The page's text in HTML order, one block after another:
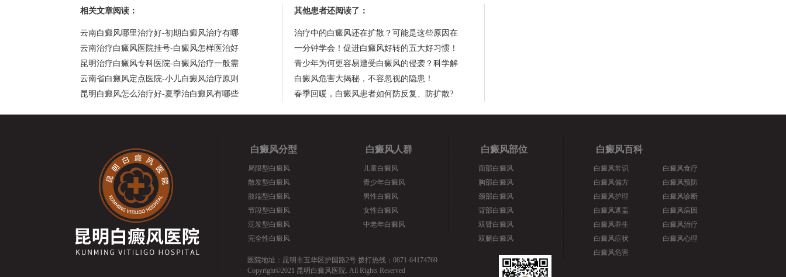
相关文章阅读：
云南白癜风哪里治疗好-初期白癜风治疗有哪
云南治疗白癜风医院挂号-白癜风怎样医治好
昆明治疗白癜风专科医院-白癜风治疗一般需
云南省白癜风定点医院-小儿白癜风治疗原则
昆明白癜风怎么治疗好-夏季治白癜风有哪些
其他患者还阅读了：
治疗中的白癜风还在扩散？可能是这些原因在
一分钟学会！促进白癜风好转的五大好习惯！
青少年为何更容易遭受白癜风的侵袭？科学解
白癜风危害大揭秘，不容忽视的隐患！
春季回暖，白癜风患者如何防反复、防扩散?
白癜风分型
局限型白癜风
散发型白癜风
肢端型白癜风
节段型白癜风
泛发型白癜风
完全性白癜风
白癜风人群
儿童白癜风
青少年白癜风
男性白癜风
女性白癜风
中老年白癜风
白癜风部位
面部白癜风
胸部白癜风
颈部白癜风
背部白癜风
双臂白癜风
双腿白癜风
白癜风百科
白癜风常识
白癜风偏方
白癜风护理
白癜风遮盖
白癜风养生
白癜风症状
白癜风危害
白癜风食疗
白癜风预防
白癜风诊断
白癜风病因
白癜风治疗
白癜风心理
医院地址：昆明市五华区护国路2号 拨打热线：0871-64174769
Copyright©2021 昆明白癜风医院. All Rights Reserved